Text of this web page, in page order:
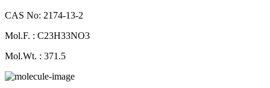
CAS No: 2174-13-2
Mol.F. : C23H33NO3
Mol.Wt. : 371.5